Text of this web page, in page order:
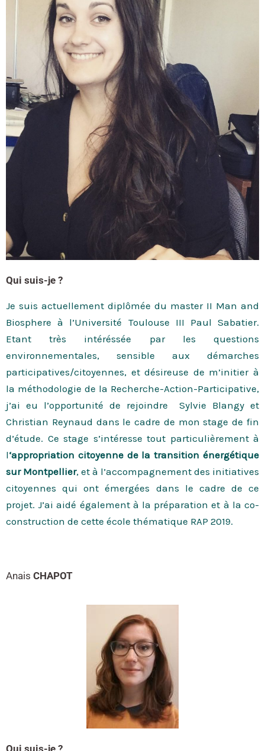
Qui suis-je ?
Je suis actuellement diplômée du master II Man and
Biosphere à l’Université Toulouse III Paul Sabatier.
Etant très intéréssée par les questions
environnementales, sensible aux démarches
participatives/citoyennes, et désireuse de m’initier à
la méthodologie de la Recherche-Action-Participative,
j’ai eu l’opportunité de rejoindre Sylvie Blangy et
Christian Reynaud dans le cadre de mon stage de fin
d’étude. Ce stage s’intéresse tout particulièrement à
l‘appropriation citoyenne de la transition énergétique
sur Montpellier, et à l’accompagnement des initiatives
citoyennes qui ont émergées dans le cadre de ce
projet. J’ai aidé également à la préparation et à la co-
construction de cette école thématique RAP 2019.
Anais CHAPOT
Qui suis-je ?